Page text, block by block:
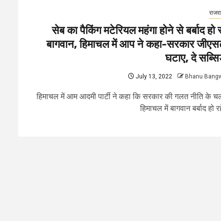
सेब का पैकिंग मटेरियल महंगा होने से बर्बाद हो
बागवान, हिमाचल में आप ने कहा-सरकार
घटाए, दे
July 13, 2022 Bhanu
हिमाचल में आम आदमी पार्टी ने कहा कि सरकार की गलत नीति के
हिमाचल में बागवान बर्बाद हो